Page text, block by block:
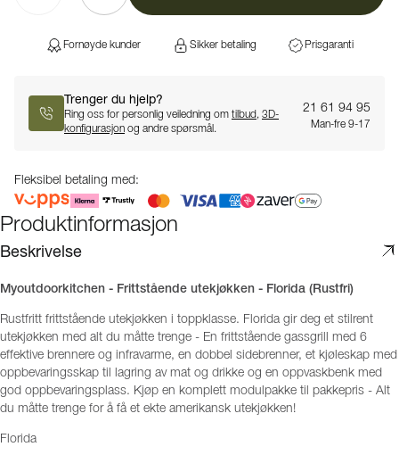
Fornøyde kunder Sikker betaling Prisgaranti
Trenger du hjelp?
Ring oss for personlig veiledning om tilbud, 3D-
konfigurasjon og andre spørsmål.
21 61 94 95
Man-fre 9-17
Fleksibel betaling med:
Produktinformasjon
Beskrivelse
Myoutdoorkitchen - Frittstående utekjøkken - Florida (Rustfri)
Rustfritt frittstående utekjøkken i toppklasse. Florida gir deg et stilrent
utekjøkken med alt du måtte trenge - En frittstående gassgrill med 6
effektive brennere og infravarme, en dobbel sidebrenner, et kjøleskap med
oppbevaringsskap til lagring av mat og drikke og en oppvaskbenk med
god oppbevaringsplass. Kjøp en komplett modulpakke til pakkepris - Alt
du måtte trenge for å få et ekte amerikansk utekjøkken!
Florida